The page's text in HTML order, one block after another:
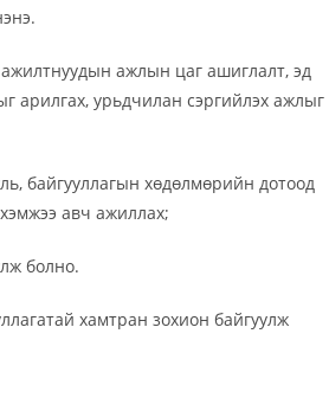
ажлын цаг ашиглалт, эд
арилгах, урьдчилан сэргийлэх ажлыг
байгууллагын хөдөлмөрийн дотоод
авч ажиллах;
болно.
хамтран зохион байгуулж